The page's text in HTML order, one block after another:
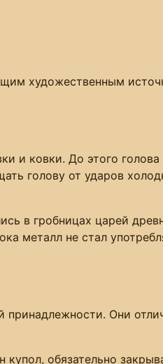
художественным
и ковки. До этого
голову от ударов
в гробницах царей
металл не стал
Они
купол, обязательно